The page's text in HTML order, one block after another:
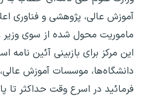
آموزش عالی، پژوهشی و فناوری
ماموریت محول شده از سوی وزیر
این مرکز برای بازبینی آئین
دانشگاه‌ها، موسسات آموزش